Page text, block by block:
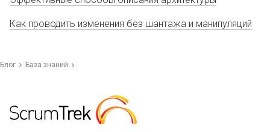
Как проводить изменения без шантажа и манипуляций
Блог База знаний